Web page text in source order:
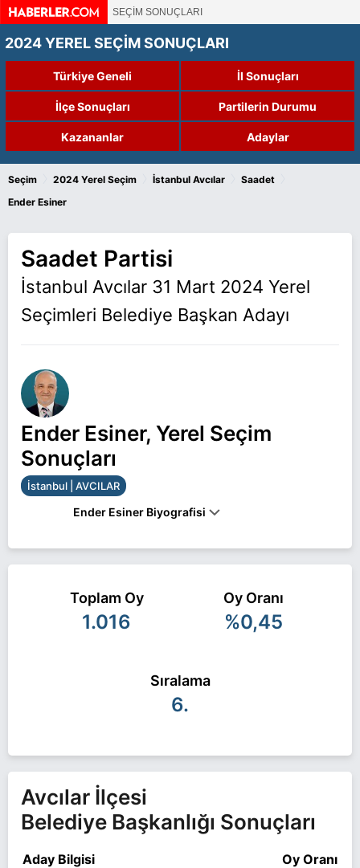
SEÇİM SONUÇLARI
2024 YEREL SEÇİM SONUÇLARI
Türkiye Geneli İl Sonuçları
İlçe Sonuçları Partilerin Durumu
Kazananlar Adaylar
Seçim 2024 Yerel Seçim İstanbul Avcılar Saadet
Ender Esiner
Saadet Partisi
İstanbul Avcılar 31 Mart 2024 Yerel
Seçimleri Belediye Başkan Adayı
Ender Esiner, Yerel Seçim
Sonuçları
İstanbul | AVCILAR
Ender Esiner Biyografisi
adayı olarak Saadet ile 31 Mart 2024 yerel
seçimlerinde yarışıyor. Ender Esiner ile ilgili daha
fazla bilgi için
Ender Esiner Haberleri sayfamızı
Toplam Oy
1.016
Oy Oranı
%0,45
Sıralama
6.
Avcılar İlçesi
Belediye Başkanlığı Sonuçları
Aday Bilgisi Oy Oranı